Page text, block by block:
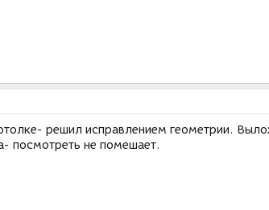
решил исправлением геометрии.
посмотреть не помешает.